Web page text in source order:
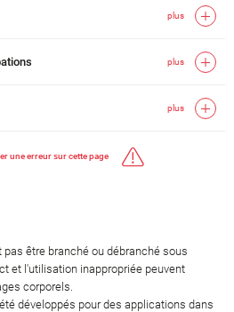
plus
plus
plus
une erreur sur cette page
pas être branché ou débranché sous
et l'utilisation inappropriée peuvent
corporels.
développés pour des applications dans